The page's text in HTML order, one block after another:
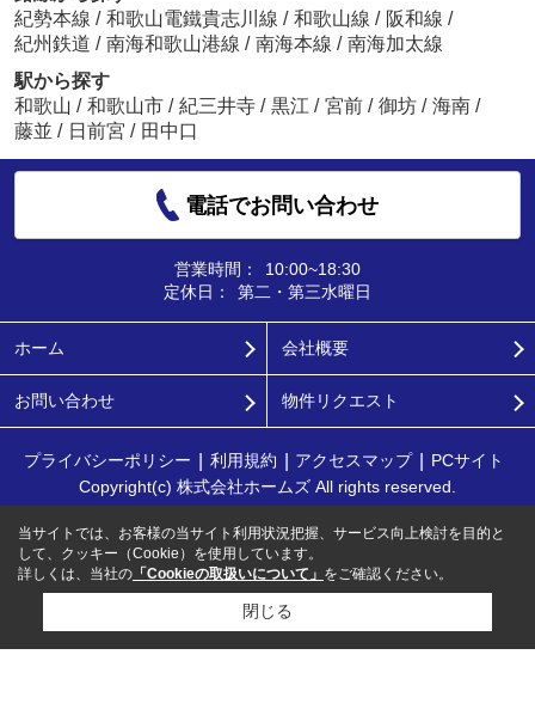
紀勢本線 / 和歌山電鐵貴志川線 / 和歌山線 / 阪和線 /
紀州鉄道 / 南海和歌山港線 / 南海本線 / 南海加太線
駅から探す
和歌山 / 和歌山市 / 紀三井寺 / 黒江 / 宮前 / 御坊 / 海南 /
藤並 / 日前宮 / 田中口
電話でお問い合わせ
営業時間：
10:00~18:30
定休日：
第二・第三水曜日
ホーム 会社概要
お問い合わせ 物件リクエスト
プライバシーポリシー 利用規約 アクセスマップ
PCサイト
Copyright(c) 株式会社ホームズ All rights reserved.
当サイトでは、お客様の当サイト利用状況把握、サービス向上検討を目的と
して、クッキー（Cookie）を使用しています。
詳しくは、当社の 「Cookieの取扱いについて」 をご確認ください。
閉じる